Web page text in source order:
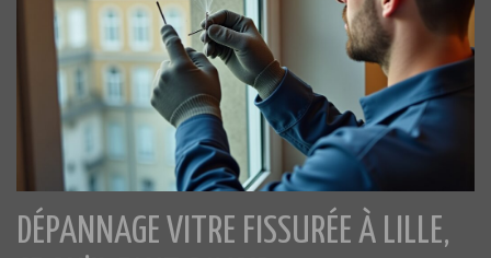
DÉPANNAGE VITRE FISSURÉE À LILLE,